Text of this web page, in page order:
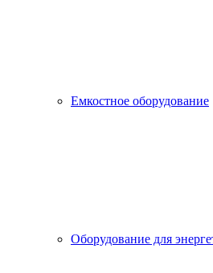
Емкостное оборудование
Оборудование для